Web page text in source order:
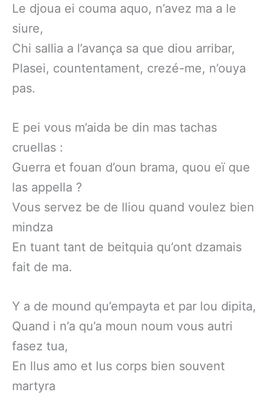
Le djoua ei couma aquo, n’avez ma a le
siure,
Chi sallia a l’avança sa que diou arribar,
Plasei, countentament, crezé-me, n’ouya
pas.
E pei vous m’aida be din mas tachas
cruellas :
Guerra et fouan d’oun brama, quou eï que
las appella ?
Vous servez be de lliou quand voulez bien
mindza
En tuant tant de beitquia qu’ont dzamais
fait de ma.
Y a de mound qu’empayta et par lou dipita,
Quand i n’a qu’a moun noum vous autri
fasez tua,
En llus amo et lus corps bien souvent
martyra